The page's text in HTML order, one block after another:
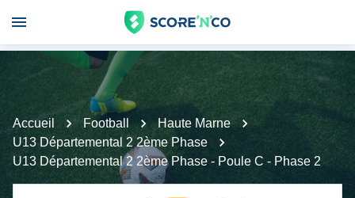
Accueil Football
Haute Marne
U13 Départemental 2 2ème Phase
U13 Départemental 2 2ème Phase - Poule C - Phase 2